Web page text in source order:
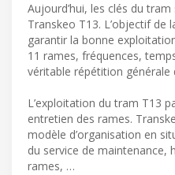
Aujourd’hui, les clés du
Transkeo T13. L’objectif de
garantir la bonne
11 rames, fréquences,
véritable répétition générale
L’exploitation du tram T13
entretien des rames.
modèle d’organisation en
du service de maintenance,
rames, …